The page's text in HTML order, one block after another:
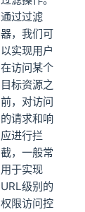
通过过滤
器，我们可
以实现用户
在访问某个
目标资源之
前，对访问
的请求和响
应进行拦
截，一般常
用于实现
URL级别的
权限访问控